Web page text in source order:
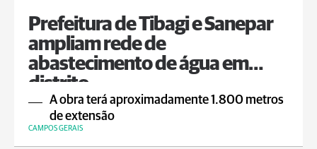
Prefeitura de Tibagi e Sanepar
ampliam rede de
abastecimento de água em
distrito
A obra terá aproximadamente 1.800 metros
de extensão
CAMPOS GERAIS